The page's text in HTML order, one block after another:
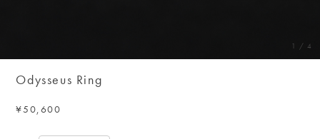
1 /4
Odysseus Ring
¥50,600